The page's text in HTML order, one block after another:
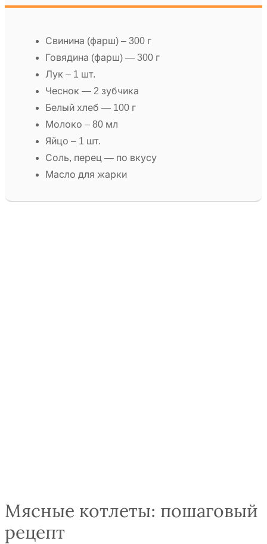
Свинина (фарш) – 300 г
Говядина (фарш) — 300 г
Лук – 1 шт.
Чеснок — 2 зубчика
Белый хлеб — 100 г
Молоко – 80 мл
Яйцо – 1 шт.
Соль, перец — по вкусу
Масло для жарки
Мясные котлеты: пошаговый
рецепт